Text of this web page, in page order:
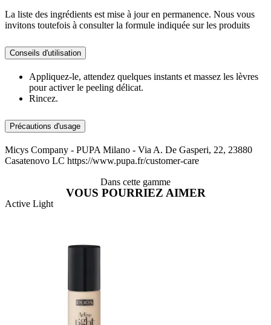
La liste des ingrédients est mise à jour en permanence. Nous vous
invitons toutefois à consulter la formule indiquée sur les produits
Conseils d'utilisation
Appliquez-le, attendez quelques instants et massez les lèvres
pour activer le peeling délicat.
Rincez.
Précautions d'usage
Micys Company - PUPA Milano - Via A. De Gasperi, 22, 23880
Casatenovo LC https://www.pupa.fr/customer-care
Dans cette gamme
VOUS POURRIEZ AIMER
Active Light